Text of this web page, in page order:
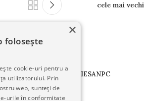
cele mai vechi
COOKIESANPC
×
folosește
cookie-uri pentru a
utilizatorului. Prin
web, sunteți de
urile în conformitate